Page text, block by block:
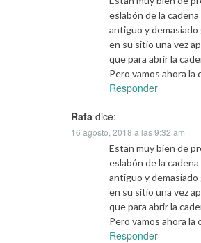
eslabón de la
antiguo y
en su sitio una vez
que para abrir la
Pero vamos ahora la
Responder
Rafa dice:
16 agosto, 2018 a las 9:32 am
Estan muy bien de
eslabón de la
antiguo y
en su sitio una vez
que para abrir la
Pero vamos ahora la
Responder